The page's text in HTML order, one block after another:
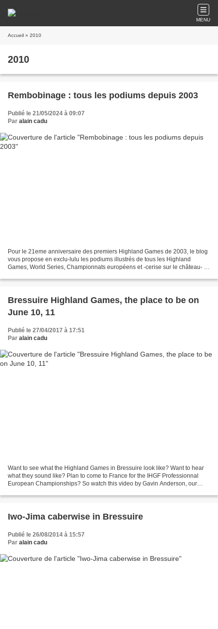
MENU
Accueil » 2010
2010
Rembobinage : tous les podiums depuis 2003
Publié le 21/05/2024 à 09:07
Par alain cadu
Pour le 21eme anniversaire des premiers Highland Games de 2003, le blog
vous propose en exclu-lulu les podiums illustrés de tous les Highland
Games, World Series, Championnats européens et -cerise sur le château- ,
Bressuire Highland Games, the place to be on
June 10, 11
Publié le 27/04/2017 à 17:51
Par alain cadu
Want to see what the Highland Games in Bressuire look like? Want to hear
what they sound like? Plan to come to France for the IHGF Professionnal
European Championships? So watch this video by Gavin Anderson, our
Iwo-Jima caberwise in Bressuire
Publié le 26/08/2014 à 15:57
Par alain cadu